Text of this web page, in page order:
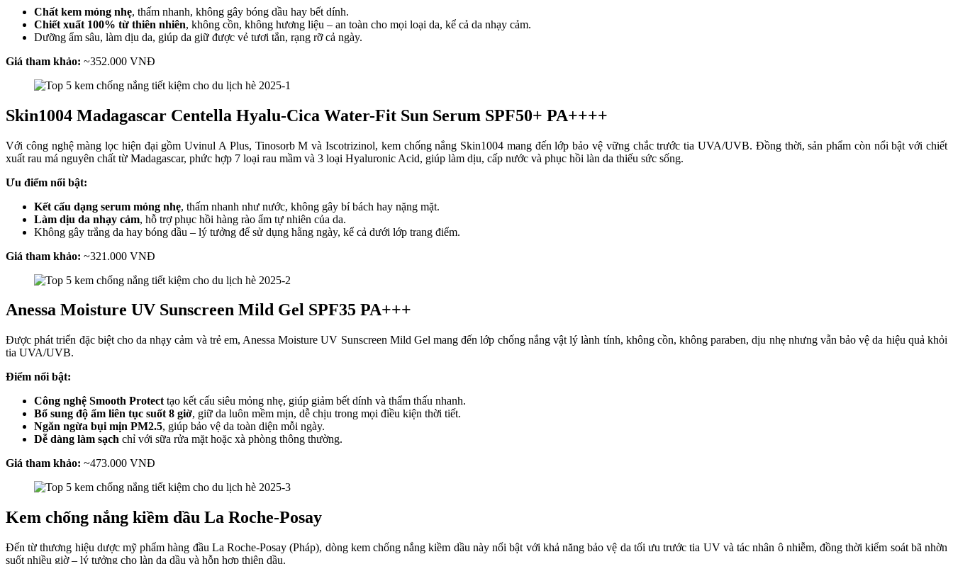
Chất kem mỏng nhẹ, thấm nhanh, không gây bóng dầu hay bết dính.
Chiết xuất 100% từ thiên nhiên, không cồn, không hương liệu – an toàn cho mọi loại da, kể cả da nhạy cảm.
Dưỡng ẩm sâu, làm dịu da, giúp da giữ được vẻ tươi tắn, rạng rỡ cả ngày.
Giá tham khảo: ~352.000 VNĐ
Skin1004 Madagascar Centella Hyalu-Cica Water-Fit Sun Serum SPF50+ PA++++
Với công nghệ màng lọc hiện đại gồm Uvinul A Plus, Tinosorb M và Iscotrizinol, kem chống nắng Skin1004 mang đến lớp bảo vệ vững chắc trước tia UVA/UVB. Đồng thời, sản phẩm còn nổi bật với chiết
xuất rau má nguyên chất từ Madagascar, phức hợp 7 loại rau mầm và 3 loại Hyaluronic Acid, giúp làm dịu, cấp nước và phục hồi làn da thiếu sức sống.
Ưu điểm nổi bật:
Kết cấu dạng serum mỏng nhẹ, thấm nhanh như nước, không gây bí bách hay nặng mặt.
Làm dịu da nhạy cảm, hỗ trợ phục hồi hàng rào ẩm tự nhiên của da.
Không gây trắng da hay bóng dầu – lý tưởng để sử dụng hằng ngày, kể cả dưới lớp trang điểm.
Giá tham khảo: ~321.000 VNĐ
Anessa Moisture UV Sunscreen Mild Gel SPF35 PA+++
Được phát triển đặc biệt cho da nhạy cảm và trẻ em, Anessa Moisture UV Sunscreen Mild Gel mang đến lớp chống nắng vật lý lành tính, không cồn, không paraben, dịu nhẹ nhưng vẫn bảo vệ da hiệu quả khỏi
tia UVA/UVB.
Điểm nổi bật:
Công nghệ Smooth Protect tạo kết cấu siêu mỏng nhẹ, giúp giảm bết dính và thẩm thấu nhanh.
Bổ sung độ ẩm liên tục suốt 8 giờ, giữ da luôn mềm mịn, dễ chịu trong mọi điều kiện thời tiết.
Ngăn ngừa bụi mịn PM2.5, giúp bảo vệ da toàn diện mỗi ngày.
Dễ dàng làm sạch chỉ với sữa rửa mặt hoặc xà phòng thông thường.
Giá tham khảo: ~473.000 VNĐ
Kem chống nắng kiềm dầu La Roche-Posay
Đến từ thương hiệu dược mỹ phẩm hàng đầu La Roche-Posay (Pháp), dòng kem chống nắng kiềm dầu này nổi bật với khả năng bảo vệ da tối ưu trước tia UV và tác nhân ô nhiễm, đồng thời kiểm soát bã nhờn
suốt nhiều giờ – lý tưởng cho làn da dầu và hỗn hợp thiên dầu.